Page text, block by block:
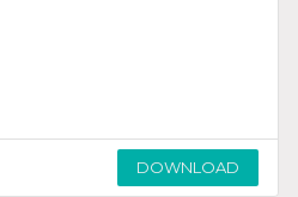
DOWNLOAD